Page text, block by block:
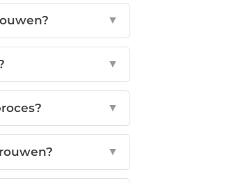
▼
▼
▼
▼